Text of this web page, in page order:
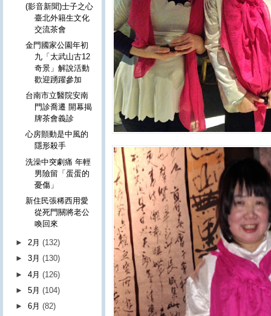
(影音新聞)士子之心
臺北外籍生文化
交流茶會
金門國家公園年初
九「太武山古12
奇景」解說活動
歡迎踴躍參加
台南市立醫院安南
門診喬遷 開幕揭
牌茶會義診
心房顫動是中風的
隱形殺手
洗澡中突劇痛 年輕
男險留「蛋蛋的
憂傷」
新住民張稀西用愛
從死門關將老公
喚回來
►2月(132)
►3月(130)
►4月(126)
►5月(104)
►6月(82)